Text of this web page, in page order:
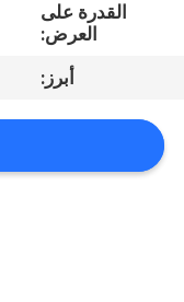
اقتباس
خريطة
القدرة على
العرض:
أبرز: